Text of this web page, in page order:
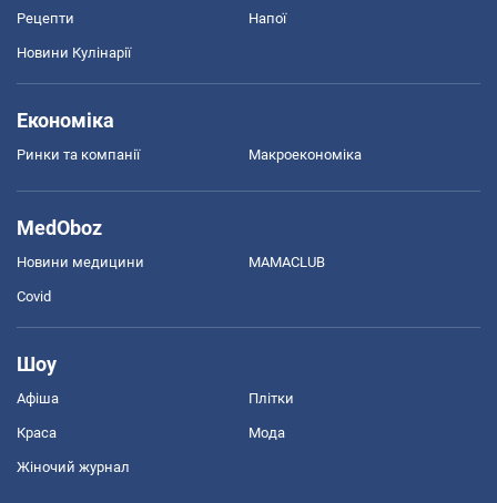
Рецепти Напої
Новини Кулінарії
Економіка
Ринки та компанії Макроекономіка
MedOboz
Новини медицини MAMACLUB
Covid
Шоу
Афіша Плітки
Краса Мода
Жіночий журнал